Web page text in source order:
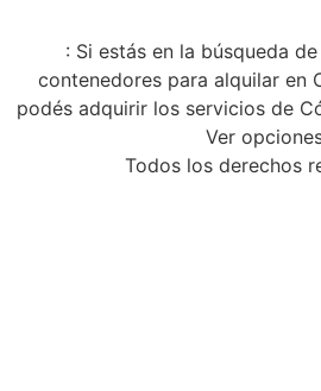
: Si estás en la búsqueda
contenedores para alquilar en
podés adquirir los servicios de
Ver
Todos los derechos